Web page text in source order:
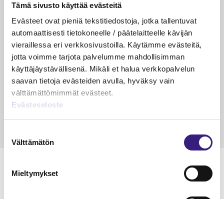
Tämä sivusto käyttää evästeitä
Evästeet ovat pieniä tekstitiedostoja, jotka tallentuvat
automaattisesti tietokoneelle / päätelaitteelle kävijän
vieraillessa eri verkkosivustoilla. Käytämme evästeitä,
jotta voimme tarjota palvelumme mahdollisimman
käyttäjäystävällisenä. Mikäli et halua verkkopalvelun
saavan tietoja evästeiden avulla, hyväksy vain
välttämättömimmät evästeet.
Evästeseloste
valinta
Välttämätön
Mieltymykset
Kulu­veloitukset arvon­lisä­
verotuksessa – omien kulujen
veloitus, kulujen edelleen­
veloitus ja läpi­laskutus
15.5.2023 10 min